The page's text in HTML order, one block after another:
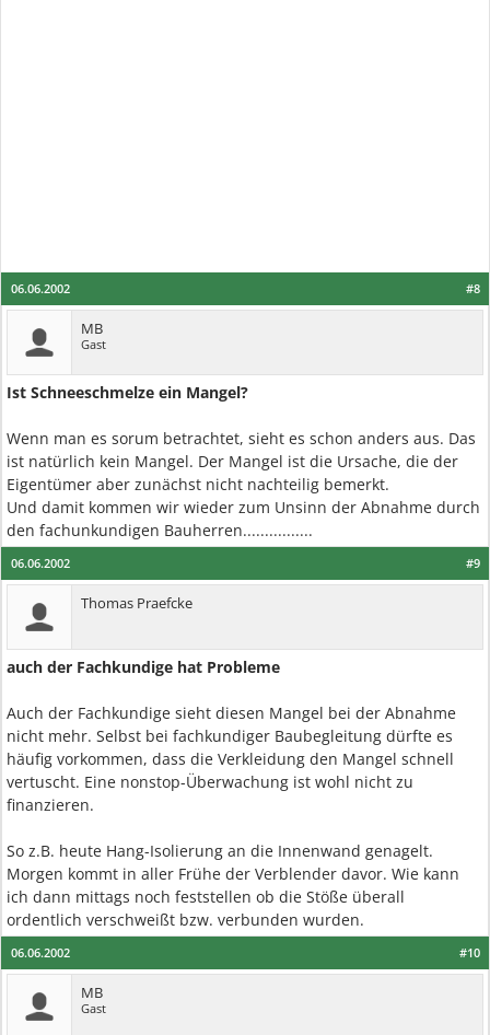
#8
06.06.2002
MB
Gast
Ist Schneeschmelze ein Mangel?
Wenn man es sorum betrachtet, sieht es schon anders aus. Das
ist natürlich kein Mangel. Der Mangel ist die Ursache, die der
Eigentümer aber zunächst nicht nachteilig bemerkt.
Und damit kommen wir wieder zum Unsinn der Abnahme durch
den fachunkundigen Bauherren................
#9
06.06.2002
Thomas Praefcke
auch der Fachkundige hat Probleme
Auch der Fachkundige sieht diesen Mangel bei der Abnahme
nicht mehr. Selbst bei fachkundiger Baubegleitung dürfte es
häufig vorkommen, dass die Verkleidung den Mangel schnell
vertuscht. Eine nonstop-Überwachung ist wohl nicht zu
finanzieren.
So z.B. heute Hang-Isolierung an die Innenwand genagelt.
Morgen kommt in aller Frühe der Verblender davor. Wie kann
ich dann mittags noch feststellen ob die Stöße überall
ordentlich verschweißt bzw. verbunden wurden.
#10
06.06.2002
MB
Gast